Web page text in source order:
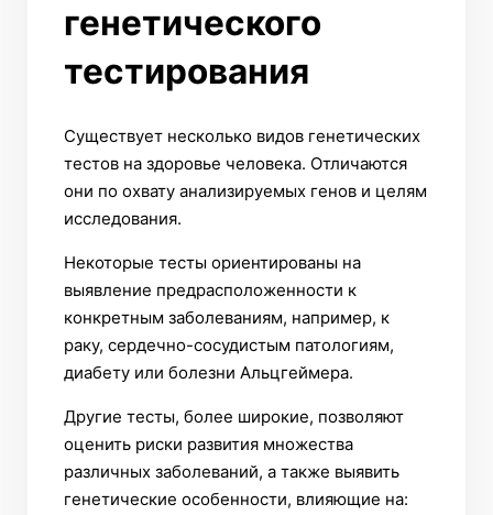
генетического
тестирования
Существует несколько видов генетических
тестов на здоровье человека. Отличаются
они по охвату анализируемых генов и целям
исследования.
Некоторые тесты ориентированы на
выявление предрасположенности к
конкретным заболеваниям, например, к
раку, сердечно-сосудистым патологиям,
диабету или болезни Альцгеймера.
Другие тесты, более широкие, позволяют
оценить риски развития множества
различных заболеваний, а также выявить
генетические особенности, влияющие на: